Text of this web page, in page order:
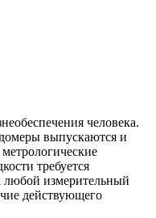
человека.
выпускаются и
требуется
любой измерительный
действующего